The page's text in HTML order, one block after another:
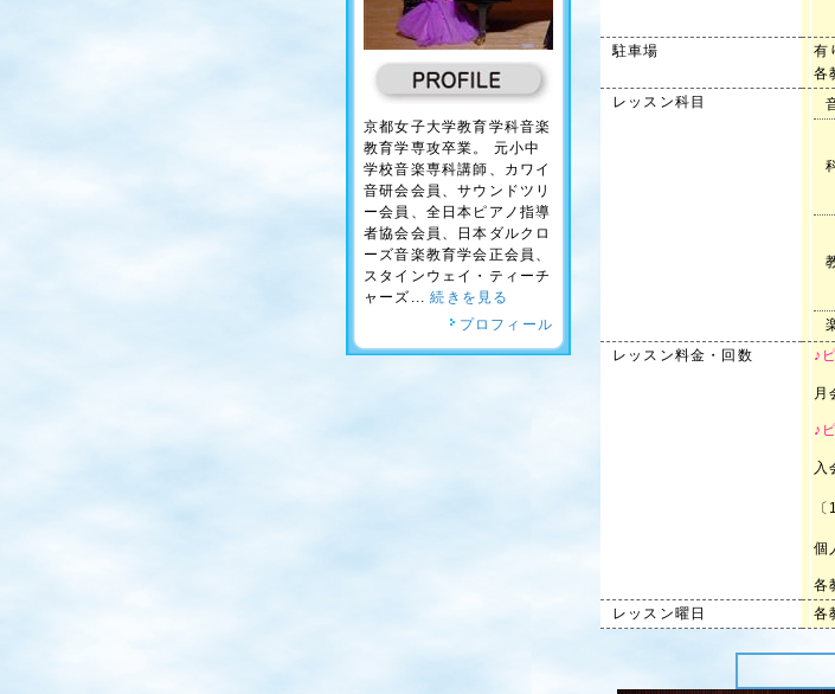
京都女子大学教育学科音楽
教育学専攻卒業。 元小中
学校音楽専科講師、カワイ
音研会会員、サウンドツリ
ー会員、全日本ピアノ指導
者協会会員、日本ダルクロ
ーズ音楽教育学会正会員、
スタインウェイ・ティーチ
ャーズ...続きを見る
プロフィール
駐車場
有
各
レッスン科目
レッスン料金・回数
♪
月
♪
入
個
各
レッスン曜日
各